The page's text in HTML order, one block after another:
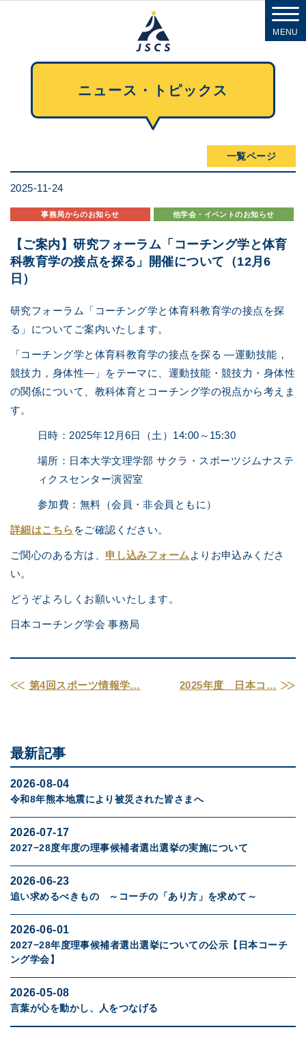
MENU
ニュース・トピックス
一覧ページ
2025-11-24
事務局からのお知らせ 他学会・イベントのお知らせ
【ご案内】研究フォーラム「コーチング学と体育
科教育学の接点を探る」開催について（12月6
日）
研究フォーラム「コーチング学と体育科教育学の接点を探
る」についてご案内いたします。
「コーチング学と体育科教育学の接点を探る ―運動技能，
競技力，身体性― 」をテーマに、運動技能・競技力・身体性
の関係について、教科体育とコーチング学の視点から考えま
す。
日時： 2025年12 月6日（土） 14:00 ～ 15:30
場所：日本大学文理学部 サクラ・スポーツジムナステ
ィクスセンター演習室
参加費：無料（会員・非会員ともに）
詳細はこちら をご確認ください。
ご関心のある方は、 申し込みフォーム よりお申込みくださ
い。
どうぞよろしくお願いいたします。
日本コーチング学会 事務局
第4回スポーツ情報学… 2025年度 日本コ…
最新記事
2026-08-04
令和8年熊本地震により被災された皆さまへ
2026-07-17
2027−28度年度の理事候補者選出選挙の実施について
2026-06-23
追い求めるべきもの ～コーチの「あり方」を求めて～
2026-06-01
2027−28年度理事候補者選出選挙についての公示【日本コーチ
ング学会】
2026-05-08
言葉が心を動かし、人をつなげる